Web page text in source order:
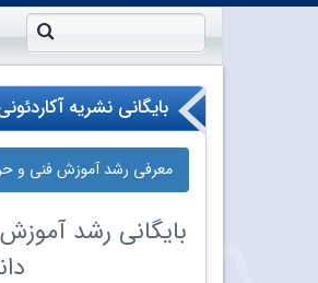
بایگانی نشریه
معرفی رشد آموزش فنی و
بایگانی رشد